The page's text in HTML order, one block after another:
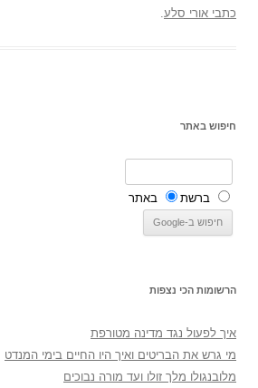
כתבי אורי סלע.
חיפוש באתר
ברשת באתר
הרשומות הכי נצפות
איך לפעול נגד מדינה מטורפת
מי גרש את הבריטים ואיך היו החיים בימי המנדט
מלובנגולו מלך זולו ועד מורה נבוכים